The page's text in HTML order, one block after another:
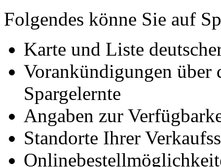
Folgendes könne Sie auf
Karte und Liste
Vorankündigungen über
Spargelernte
Angaben zur
Standorte Ihrer